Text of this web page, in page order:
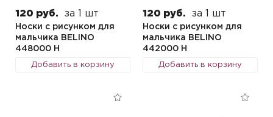
120 руб. за 1 шт
Носки с рисунком для
мальчика BELINO
448000 H
Добавить в корзину
120 руб. за 1 шт
Носки с рисунком для
мальчика BELINO
442000 H
Добавить в корзину